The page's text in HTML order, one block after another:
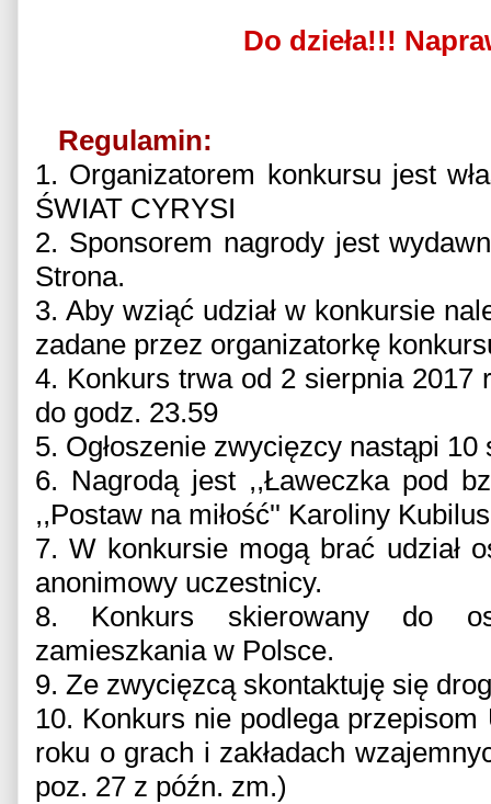
Do dzieła!!!
Regulamin:
1. Organizatorem konkursu jest
ŚWIAT CYRYSI
2. Sponsorem nagrody jest
Strona.
3. Aby wziąć udział w konkursie
zadane przez organizatorkę
4. Konkurs trwa od 2 sierpnia 2017
do godz. 23.59
5. Ogłoszenie zwycięzcy nastąpi 10
6. Nagrodą jest ,,Ławeczka pod
,,Postaw na miłość'' Karoliny
7. W konkursie mogą brać udział
anonimowy uczestnicy.
8. Konkurs skierowany do
zamieszkania w Polsce.
9. Ze zwycięzcą skontaktuję się
10. Konkurs nie podlega
roku o grach i zakładach
poz. 27 z późn. zm.)